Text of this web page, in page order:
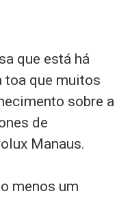
que está há
toa que muitos
sobre a
de
Manaus.
menos um